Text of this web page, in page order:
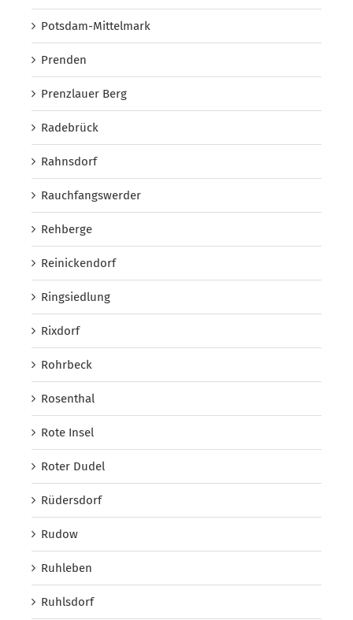
Potsdam-Mittelmark
Prenden
Prenzlauer Berg
Radebrück
Rahnsdorf
Rauchfangswerder
Rehberge
Reinickendorf
Ringsiedlung
Rixdorf
Rohrbeck
Rosenthal
Rote Insel
Roter Dudel
Rüdersdorf
Rudow
Ruhleben
Ruhlsdorf